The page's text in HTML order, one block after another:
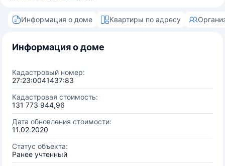
Информация о доме Квартиры по адресу
Информация о доме
Кадастровый номер:
27:23:0041437:83
Кадастровая стоимость:
131 773 944,96
Дата обновления стоимости:
11.02.2020
Статус объекта:
Ранее учтенный